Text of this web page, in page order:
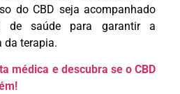
do CBD seja acompanhado
de saúde para garantir a
da terapia.
médica e descubra se o CBD